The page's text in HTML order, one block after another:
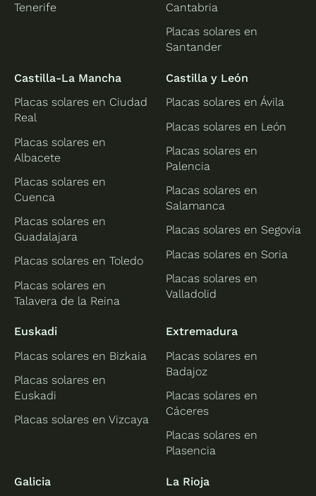
Tenerife
Cantabria
Placas solares en
Santander
Castilla-La Mancha
Placas solares en Ciudad
Real
Placas solares en
Albacete
Placas solares en
Cuenca
Placas solares en
Guadalajara
Placas solares en Toledo
Placas solares en
Talavera de la Reina
Castilla y León
Placas solares en Ávila
Placas solares en León
Placas solares en
Palencia
Placas solares en
Salamanca
Placas solares en Segovia
Placas solares en Soria
Placas solares en
Valladolid
Euskadi
Placas solares en Bizkaia
Placas solares en
Euskadi
Placas solares en Vizcaya
Extremadura
Placas solares en
Badajoz
Placas solares en
Cáceres
Placas solares en
Plasencia
Galicia
La Rioja